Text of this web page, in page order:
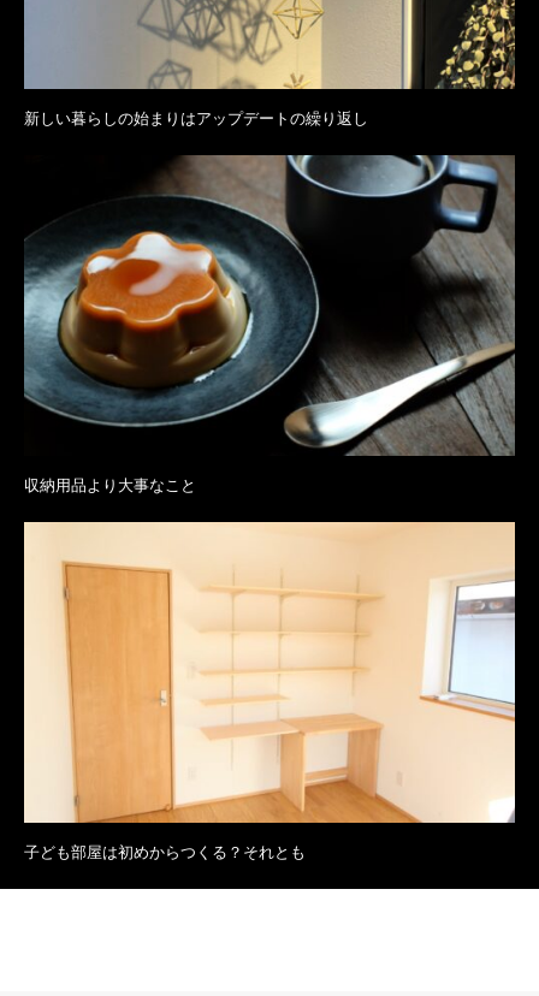
新しい暮らしの始まりはアップデートの繰り返し
収納用品より大事なこと
子ども部屋は初めからつくる？それとも